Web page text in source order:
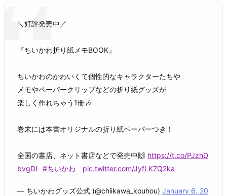
＼好評発売中／
『ちいかわ折り紙メモBOOK』
ちいかわのかわいくて個性的なキャラクターたちや
メモやペーパークリップなどの折り紙グッズが
楽しく作れちゃう1冊🎶
巻末には本書オリジナルの折り紙ペーパーつき！
全国の書店、ネット書店などで発売中🙌 https://t.co/PJzhD
bvgDI
#ちいかわ pic.twitter.com/JyfLK7Q2ka
— ちいかわグッズ公式 (@chiikawa_kouhou) January 6, 20